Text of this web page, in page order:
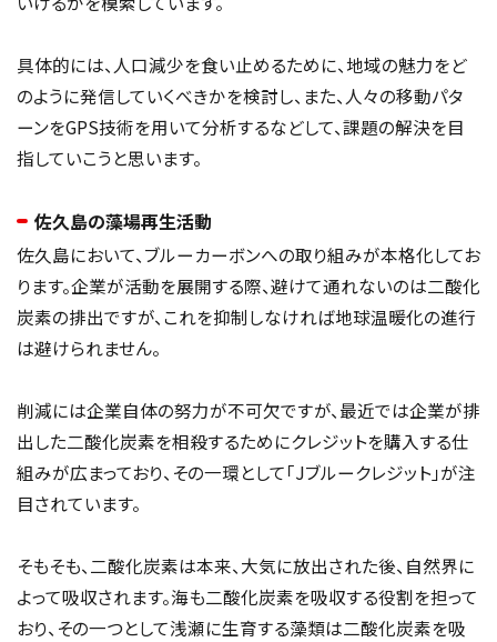
具体的には、人口減少を食い止めるために、地域の魅力をど
のように発信していくべきかを検討し、また、人々の移動パタ
ーンをGPS技術を用いて分析するなどして、課題の解決を目
指していこうと思います。
佐久島の藻場再生活動
佐久島において、ブルーカーボンへの取り組みが本格化してお
ります。企業が活動を展開する際、避けて通れないのは二酸化
炭素の排出ですが、これを抑制しなければ地球温暖化の進行
は避けられません。
削減には企業自体の努力が不可欠ですが、最近では企業が排
出した二酸化炭素を相殺するためにクレジットを購入する仕
組みが広まっており、その一環として「Jブルークレジット」が注
目されています。
そもそも、二酸化炭素は本来、大気に放出された後、自然界に
よって吸収されます。海も二酸化炭素を吸収する役割を担って
おり、その一つとして浅瀬に生育する藻類は二酸化炭素を吸